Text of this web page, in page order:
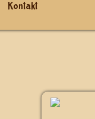
Kontakt